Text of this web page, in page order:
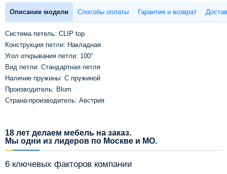
Описание модели Способы оплаты Гарантия и возврат
Система петель: CLIP top
Конструкция петли: Накладная
Угол открывания петли: 100°
Вид петли: Стандартная петля
Наличие пружины: С пружиной
Производитель: Blum
Страна-производитель: Австрия
18 лет делаем мебель на заказ.
Мы одни из лидеров по Москве и МО.
6 ключевых факторов компании